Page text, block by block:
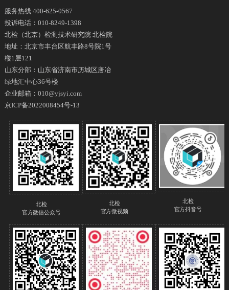
服务热线 400-625-0567
投诉电话：010-8249-1398
北检（北京）检测技术研究院 北检院
地址：北京市丰台区航丰路8号院1号
楼1层121
山东分部：山东省济南市历城区唐冶
绿地汇中心36号楼
企业邮箱：010@yjsyi.com
京ICP备2022008454号-13
北检
官方微信公众号
北检
官方微视频
北检
官方抖音号